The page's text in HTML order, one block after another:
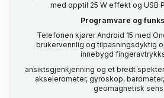
med opptil 25 W effekt og USB
Programvare og
Telefonen kjører Android 15 med
brukervennlig og tilpasningsdyktig
innebygd
ansiktsgjenkjenning og et bredt
akselerometer, gyroskop,
geomagnetisk